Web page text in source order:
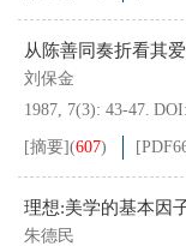
从陈善同奏折看其
刘保金
1987, 7(3): 43-47. DOI:
[摘要](607) [PDF
理想:美学的基本因
朱德民